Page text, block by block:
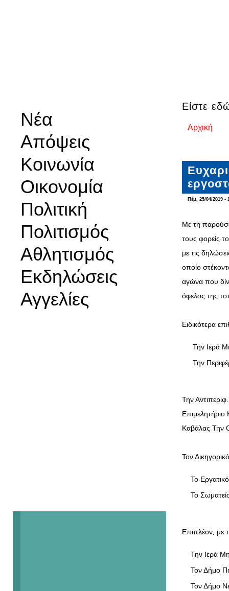
Νέα
Απόψεις
Κοινωνία
Οικονομία
Πολιτική
Πολιτισμός
Αθλητισμός
Εκδηλώσεις
Αγγελίες
Είστε
Αρχική
Πέμ, 25/04/2019 -
Με τη
τους φορείς
με τις
οποίο
αγώνα που
όφελος της
Ειδικότερα
Την Ιερά
Την
Την
Επιμελ
Καβάλας Την
Τον
Το
Το
Επιπλέον με
Την Ιερά
Τον Δήμο
Τον Δήμο